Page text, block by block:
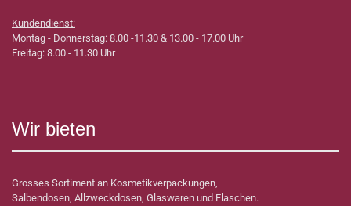
Kundendienst:
Montag - Donnerstag: 8.00 -11.30 & 13.00 - 17.00 Uhr
Freitag: 8.00 - 11.30 Uhr
Wir bieten
Grosses Sortiment an Kosmetikverpackungen,
Salbendosen, Allzweckdosen, Glaswaren und Flaschen.